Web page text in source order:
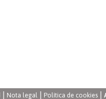
Nota legal Política de cookies